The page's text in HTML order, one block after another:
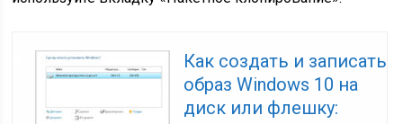
Как создать и записать
образ Windows 10 на
диск или флешку: